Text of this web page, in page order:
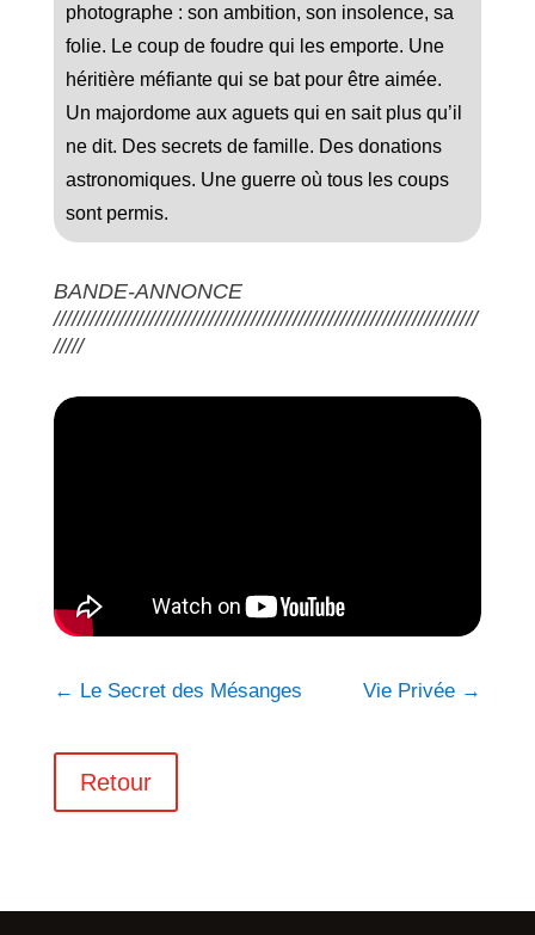
photographe : son ambition, son insolence, sa
folie. Le coup de foudre qui les emporte. Une
héritière méfiante qui se bat pour être aimée.
Un majordome aux aguets qui en sait plus qu’il
ne dit. Des secrets de famille. Des donations
astronomiques. Une guerre où tous les coups
sont permis.
BANDE-ANNONCE
///////////////////////////////////////////////////////////////////////
/////
← Le Secret des Mésanges Vie Privée →
Retour